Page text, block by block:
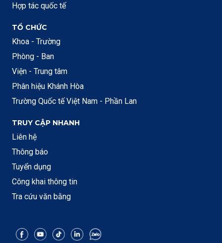
Hợp tác quốc tế
TỔ CHỨC
Khoa - Trường
Phòng - Ban
Viện - Trung tâm
Phân hiệu Khánh Hòa
Trường Quốc tế Việt Nam - Phần Lan
TRUY CẬP NHANH
Liên hệ
Thông báo
Tuyển dụng
Công khai thông tin
Tra cứu văn bằng